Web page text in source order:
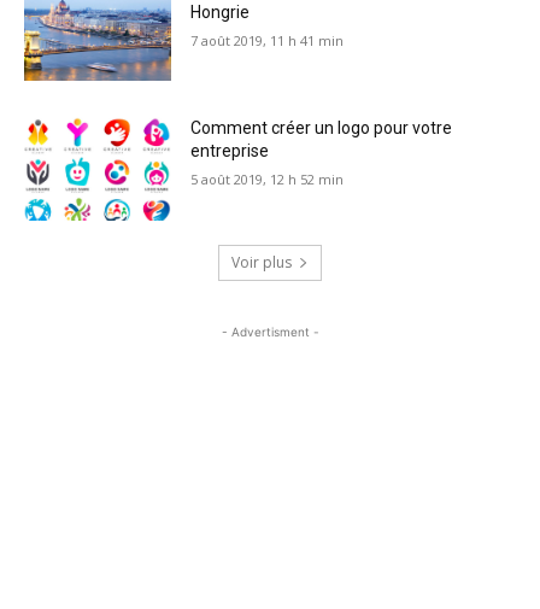
Hongrie
7 août 2019, 11 h 41 min
Comment créer un logo pour votre
entreprise
5 août 2019, 12 h 52 min
Voir plus
- Advertisment -